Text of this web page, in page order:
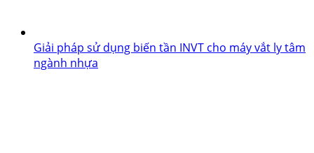
Giải pháp sử dụng biến tần INVT cho máy vắt ly tâm
ngành nhựa